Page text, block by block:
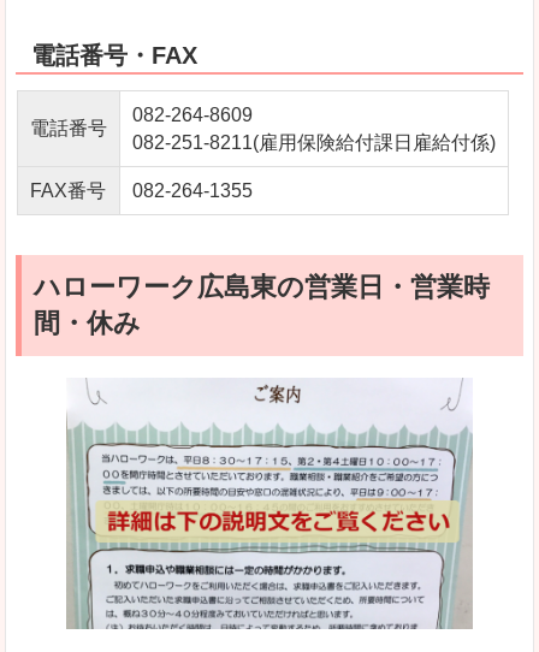
電話番号・FAX
電話番号
082-264-8609
082-251-8211(雇用保険給付課日雇給付係)
FAX番号 082-264-1355
ハローワーク広島東の営業日・営業時
間・休み